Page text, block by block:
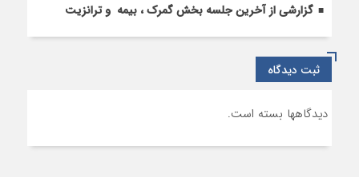
گزارشی از آخرین جلسه بخش گمرک ، بیمه و ترانزیت
ثبت دیدگاه
دیدگاهها بسته است.